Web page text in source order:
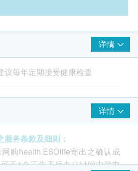
抗原19-9
详情
议每年定期接受健康检查
的心脏检查
详情
务条款及细则：
购health.ESDlife寄出之确认成
于1个工作天后办公时间内致电